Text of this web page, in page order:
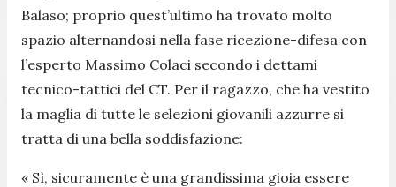
Balaso; proprio quest’ultimo ha trovato molto
spazio alternandosi nella fase ricezione-difesa con
l’esperto Massimo Colaci secondo i dettami
tecnico-tattici del CT. Per il ragazzo, che ha vestito
la maglia di tutte le selezioni giovanili azzurre si
tratta di una bella soddisfazione:
« Sì, sicuramente è una grandissima gioia essere